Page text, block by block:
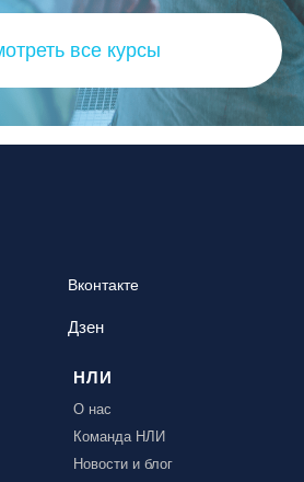
все курсы
Вконтакте
Дзен
НЛИ
О нас
Команда НЛИ
Новости и блог